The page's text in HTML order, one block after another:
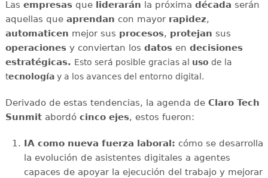
Las empresasqueliderarán la próxima década serán
aquellas queaprendan con mayor rapidez,
automaticen mejor sus procesos, protejan sus
operacionesy conviertan los datosen decisiones
estratégicas. Esto será posible gracias al uso de la
tecnologíay a los avances del entorno digital.
Derivado de estas tendencias, la agenda de Claro Tech
Sunmitabordó cinco ejes, estos fueron:
IA como nueva fuerza laboral: cómo se desarrolla
la evolución de asistentes digitales a agentes
capaces de apoyar la ejecución del trabajo y mejorar